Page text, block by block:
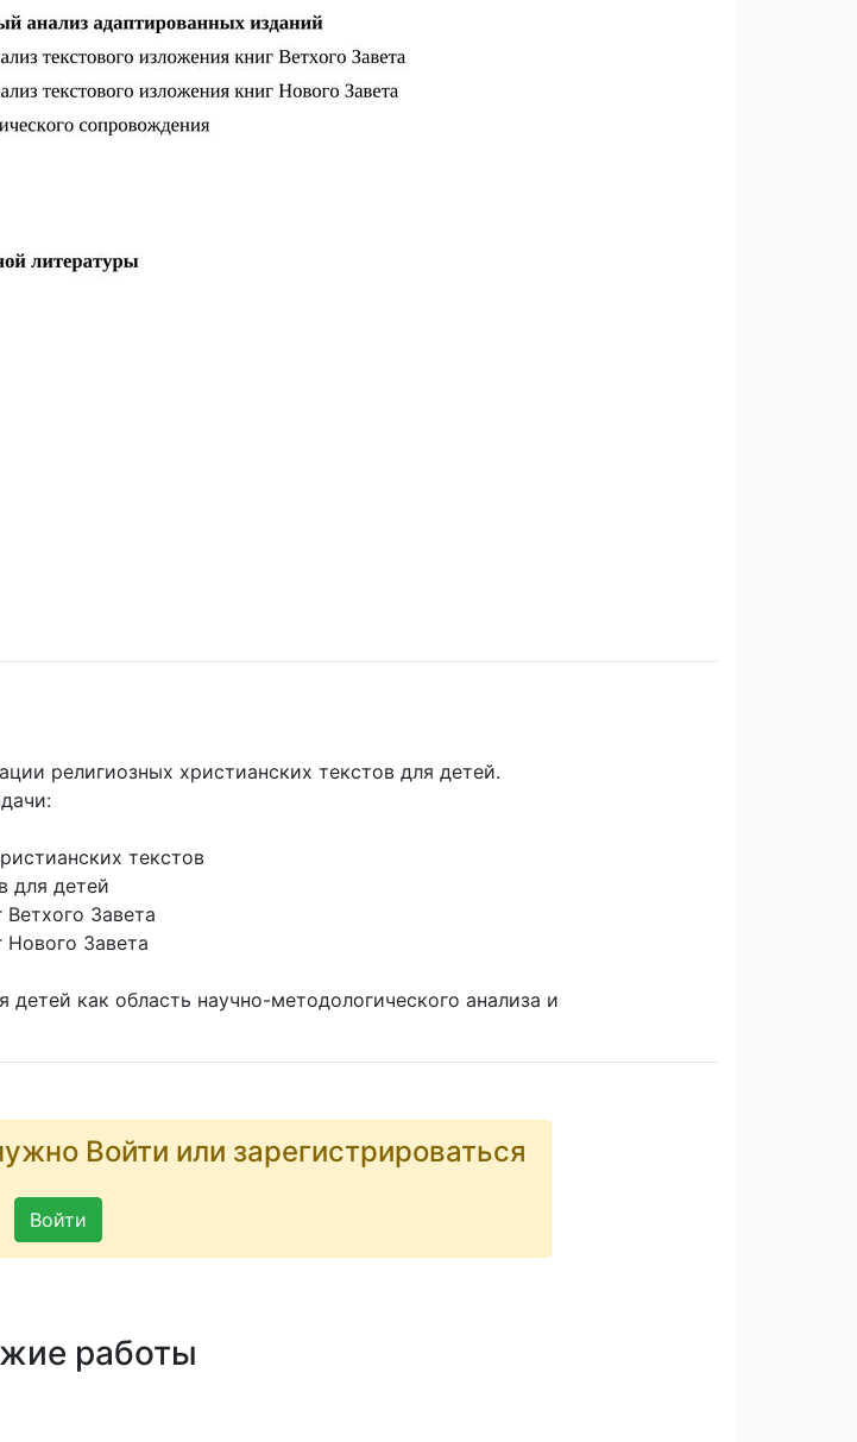
религиозных христианских текстов для детей.
текстов
для детей
Завета
Нового Завета
как область научно-методологического анализа и
Войти или зарегистрироваться
Войти
работы